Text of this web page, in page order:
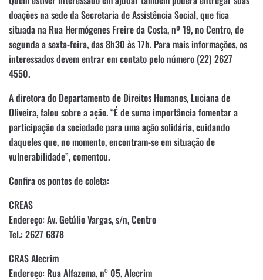
doações na sede da Secretaria de Assistência Social, que fica
situada na Rua Hermógenes Freire da Costa, nº 19, no Centro, de
segunda a sexta-feira, das 8h30 às 17h. Para mais informações, os
interessados devem entrar em contato pelo número (22) 2627
4550.
A diretora do Departamento de Direitos Humanos, Luciana de
Oliveira, falou sobre a ação. “É de suma importância fomentar a
participação da sociedade para uma ação solidária, cuidando
daqueles que, no momento, encontram-se em situação de
vulnerabilidade”, comentou.
Confira os pontos de coleta:
CREAS
Endereço: Av. Getúlio Vargas, s/n, Centro
Tel.: 2627 6878
CRAS Alecrim
Endereço: Rua Alfazema, n⁰ 05, Alecrim